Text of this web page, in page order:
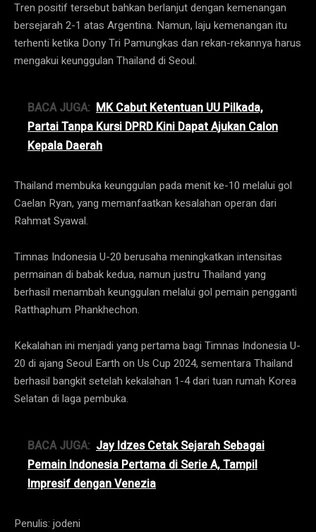
Tren positif tersebut bahkan berlanjut dengan kemenangan
bersejarah 2-1 atas Argentina. Namun, laju kemenangan itu
terhenti ketika Dony Tri Pamungkas dan rekan-rekannya harus
mengakui keunggulan Thailand di Seoul.
BACA JUGA: MK Cabut Ketentuan UU Pilkada,
Partai Tanpa Kursi DPRD Kini Dapat Ajukan Calon
Kepala Daerah
Thailand membuka keunggulan pada menit ke-10 melalui gol
Caelan Ryan, yang memanfaatkan kesalahan operan dari
Rahmat Syawal.
Timnas Indonesia U-20 berusaha meningkatkan intensitas
permainan di babak kedua, namun justru Thailand yang
berhasil menambah keunggulan melalui gol pemain pengganti
Ratthaphum Phankhechon.
Kekalahan ini menjadi yang pertama bagi Timnas Indonesia U-
20 di ajang Seoul Earth on Us Cup 2024, sementara Thailand
berhasil bangkit setelah kekalahan 1-4 dari tuan rumah Korea
Selatan di laga pembuka.
BACA JUGA: Jay Idzes Cetak Sejarah Sebagai
Pemain Indonesia Pertama di Serie A, Tampil
Impresif dengan Venezia
Penulis: jodeni